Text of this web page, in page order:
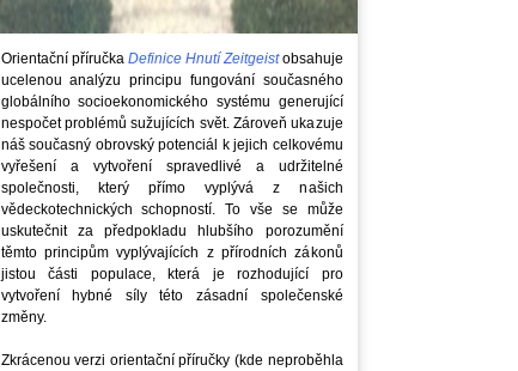
Orientační příručka Definice Hnutí Zeitgeistobsahuje
ucelenou analýzu principu fungování současného
globálního socioekonomického systému generující
nespočet problémů sužujících svět. Zároveň ukazuje
náš současný obrovský potenciál k jejich celkovému
vyřešení a vytvoření spravedlivé a udržitelné
společnosti, který přímo vyplývá z našich
vědeckotechnických schopností. To vše se může
uskutečnit za předpokladu hlubšího porozumění
těmto principům vyplývajících z přírodních zákonů
jistou části populace, která je rozhodující pro
vytvoření hybné síly této zásadní společenské
změny.
Zkrácenou verzi orientační příručky (kde neproběhla